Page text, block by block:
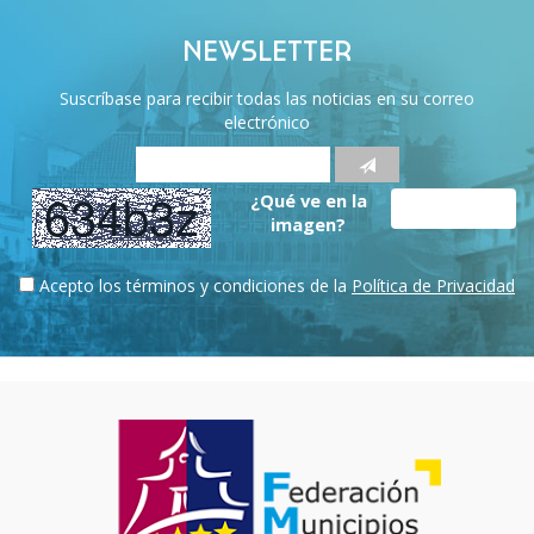
NEWSLETTER
Suscríbase para recibir todas las noticias en su correo
electrónico
¿Qué ve en la
imagen?
Acepto los términos y condiciones de la Política de Privacidad